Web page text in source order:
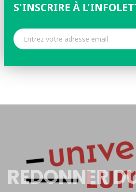
S'INSCRIRE À
REDONNER